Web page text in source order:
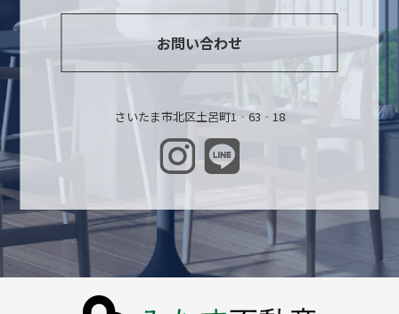
お問い合わせ
さいたま市北区土呂町1‐63‐18